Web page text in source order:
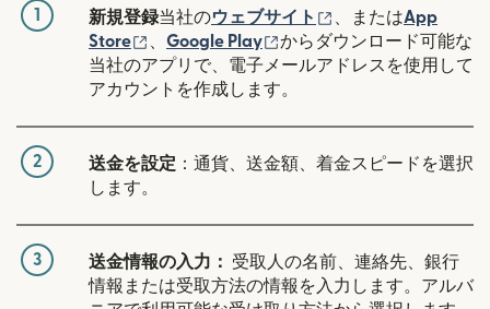
1 新規登録当社のウェブサイト （別ウィンドウで
、またはApp
Store
（別ウィンドウで開きます）
、 Google Play （別ウィンドウで開きま
からダウンロード可能な
当社のアプリで、電子メールアドレスを使用して
アカウントを作成します。
2 送金を設定 ：通貨、送金額、着金スピードを選択
します。
3 送金情報の入力：
受取人の名前、連絡先、銀行
情報または受取方法の情報を入力します。アルバ